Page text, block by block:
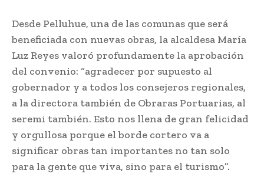
Desde Pelluhue, una de las comunas que será
beneficiada con nuevas obras, la alcaldesa María
Luz Reyes valoró profundamente la aprobación
del convenio: “agradecer por supuesto al
gobernador y a todos los consejeros regionales,
a la directora también de Obraras Portuarias, al
seremi también. Esto nos llena de gran felicidad
y orgullosa porque el borde cortero va a
significar obras tan importantes no tan solo
para la gente que viva, sino para el turismo”.